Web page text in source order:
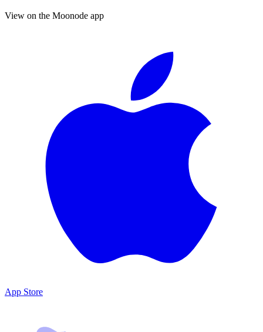
View on the Moonode app
App Store